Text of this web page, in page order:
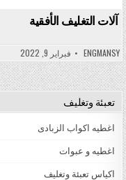
آلات التغليف الأفقية
ENGMANSY فبراير 9, 2022
تعبئة وتغليف
اغطيه اكواب الزبادى
اغطيه و عبوات
اكياس تعبئة وتغليف